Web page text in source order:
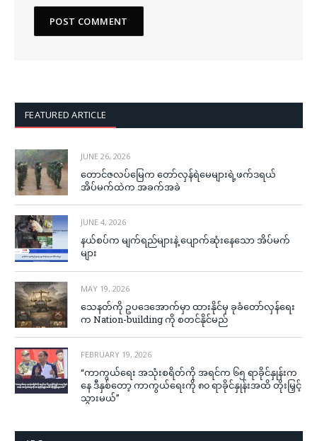
FEATURED ARTICLE
JUNE 26, 2026
တောင်ဇလပ်မြေက တော်လှန်ရဲမေများရဲ့ဖက်ဒရယ်
အိပ်မက်ထဲက အခက်အခဲ
JUNE 4, 2026
နယ်စပ်က မျက်ရည်များနဲ့ ပျောက်ဆုံးနေသော အိပ်မက်
များ
MAY 19, 2026
သေနတ်ကို ဥပဒေအောက်မှာ ထားနိုင်မှ ခုခံတော်လှန်ရေး
က Nation-building ကို စတင်နိုင်မည်
FEBRUARY 19, 2026
“ကာကွယ်ရေး အသုံးစရိတ်ကို အရင်က ၆၅ ရာခိုင်နှုန်းက
နေ ဒီနှစ်တော့ ကာကွယ်ရေးကို ၈၀ ရာခိုင်နှုန်းအထိ တိုးမြှင့်
သွားမယ်”